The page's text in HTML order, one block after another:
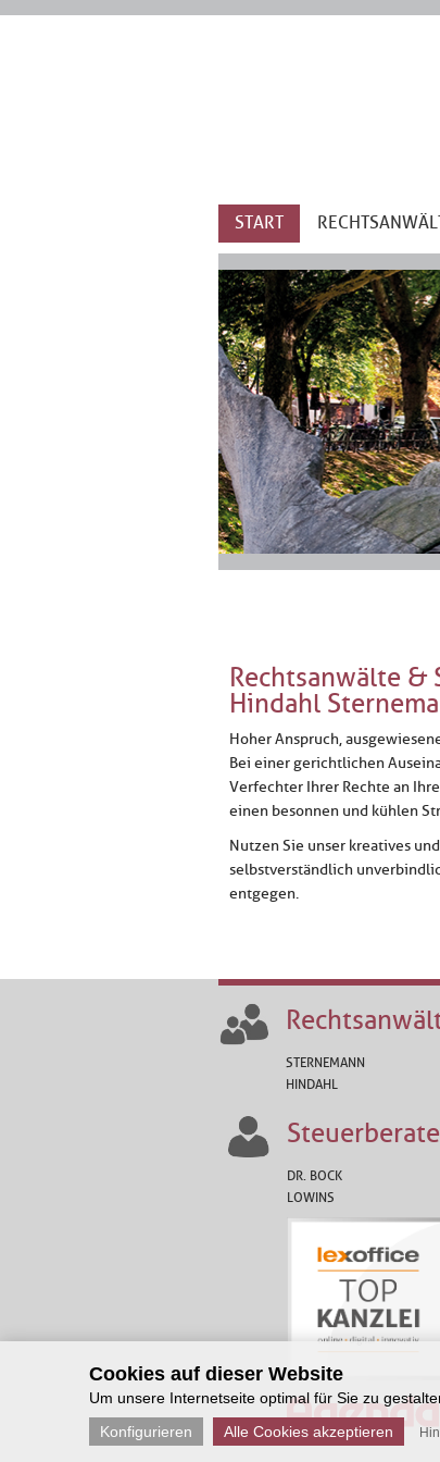
START
Rechtsanwälte &
Hindahl
Hoher Anspruch,
Bei einer gerichtlichen
Verfechter Ihrer Rechte an
einen besonnen und kühlen
Nutzen Sie unser kreatives
selbstverständlich
entgegen.
STERNEMANN
HINDAHL
DR. BOCK
LOWINS
Cookies auf dieser Website
Um unsere Internetseite optimal für Sie zu
Konfigurieren
Alle Cookies akzeptieren